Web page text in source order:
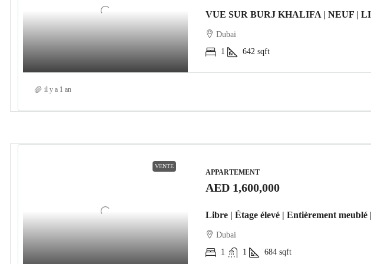
Dubai
1
642 sqft
il y a 1 an
VENTE
APPARTEMENT
AED 1,600,000
Dubai
1
1 684 sqft